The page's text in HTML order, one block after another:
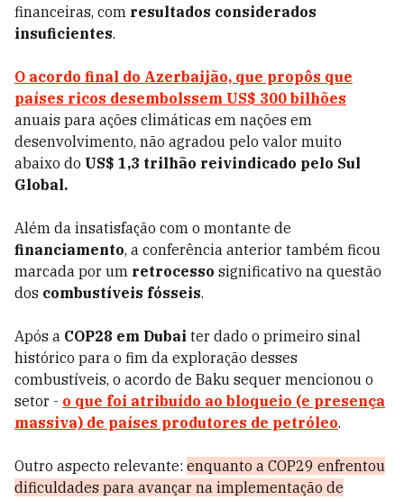
financeiras, com resultados considerados
insuficientes.
O acordo final do Azerbaijão, que propôs que
países ricos desembolssem US$ 300 bilhões
anuais para ações climáticas em nações em
desenvolvimento, não agradou pelo valor muito
abaixo do US$ 1,3 trilhão reivindicado pelo Sul
Global.
Além da insatisfação com o montante de
financiamento, a conferência anterior também ficou
marcada por um retrocesso significativo na questão
dos combustíveis fósseis.
Após a COP28 em Dubai ter dado o primeiro sinal
histórico para o fim da exploração desses
combustíveis, o acordo de Baku sequer mencionou o
setor - o que foi atribuído ao bloqueio (e presença
massiva) de países produtores de petróleo.
Outro aspecto relevante: enquanto a COP29 enfrentou
dificuldades para avançar na implementação de